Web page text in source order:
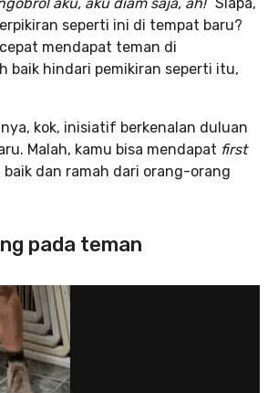
seperti ini di tempat baru?
mendapat teman di
baik hindari pemikiran seperti itu,
kok, inisiatif berkenalan duluan
Malah, kamu bisa mendapat first
baik dan ramah dari orang-orang
pada teman